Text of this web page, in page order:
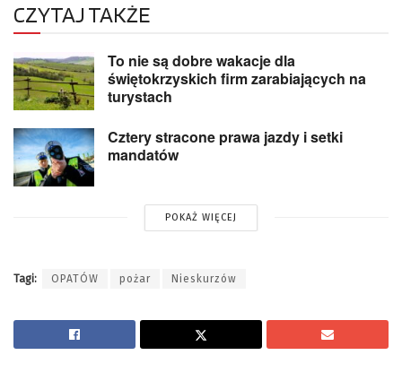
CZYTAJ TAKŻE
To nie są dobre wakacje dla
świętokrzyskich firm zarabiających na
turystach
Cztery stracone prawa jazdy i setki
mandatów
POKAŻ WIĘCEJ
Tagi: OPATÓW pożar Nieskurzów